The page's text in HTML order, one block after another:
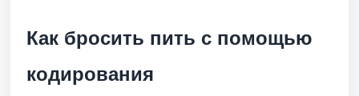
Как бросить пить с помощью
кодирования